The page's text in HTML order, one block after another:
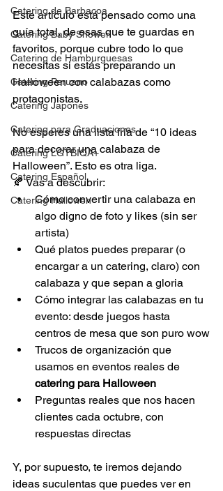
Catering de Barbacoa
Catering Baby Shower
Catering de Hamburguesas
Catering Peruano
Catering Japonés
Catering para Graduaciones
Catering LGTBIQA+
Catering Español
Catering Hallowen
Este artículo está pensado como una
guía total, de esas que te guardas en
favoritos, porque cubre todo lo que
necesitas si estás preparando un
Halloween con calabazas como
protagonistas.
No esperes una lista fría de “10 ideas
para decorar una calabaza de
Halloween”. Esto es otra liga.
🍂 Vas a descubrir:
Cómo convertir una calabaza en
algo digno de foto y likes (sin ser
artista)
Qué platos puedes preparar (o
encargar a un catering, claro) con
calabaza y que sepan a gloria
Cómo integrar las calabazas en tu
evento: desde juegos hasta
centros de mesa que son puro wow
Trucos de organización que
usamos en eventos reales de
catering para Halloween
Preguntas reales que nos hacen
clientes cada octubre, con
respuestas directas
Y, por supuesto, te iremos dejando
ideas suculentas que puedes ver en